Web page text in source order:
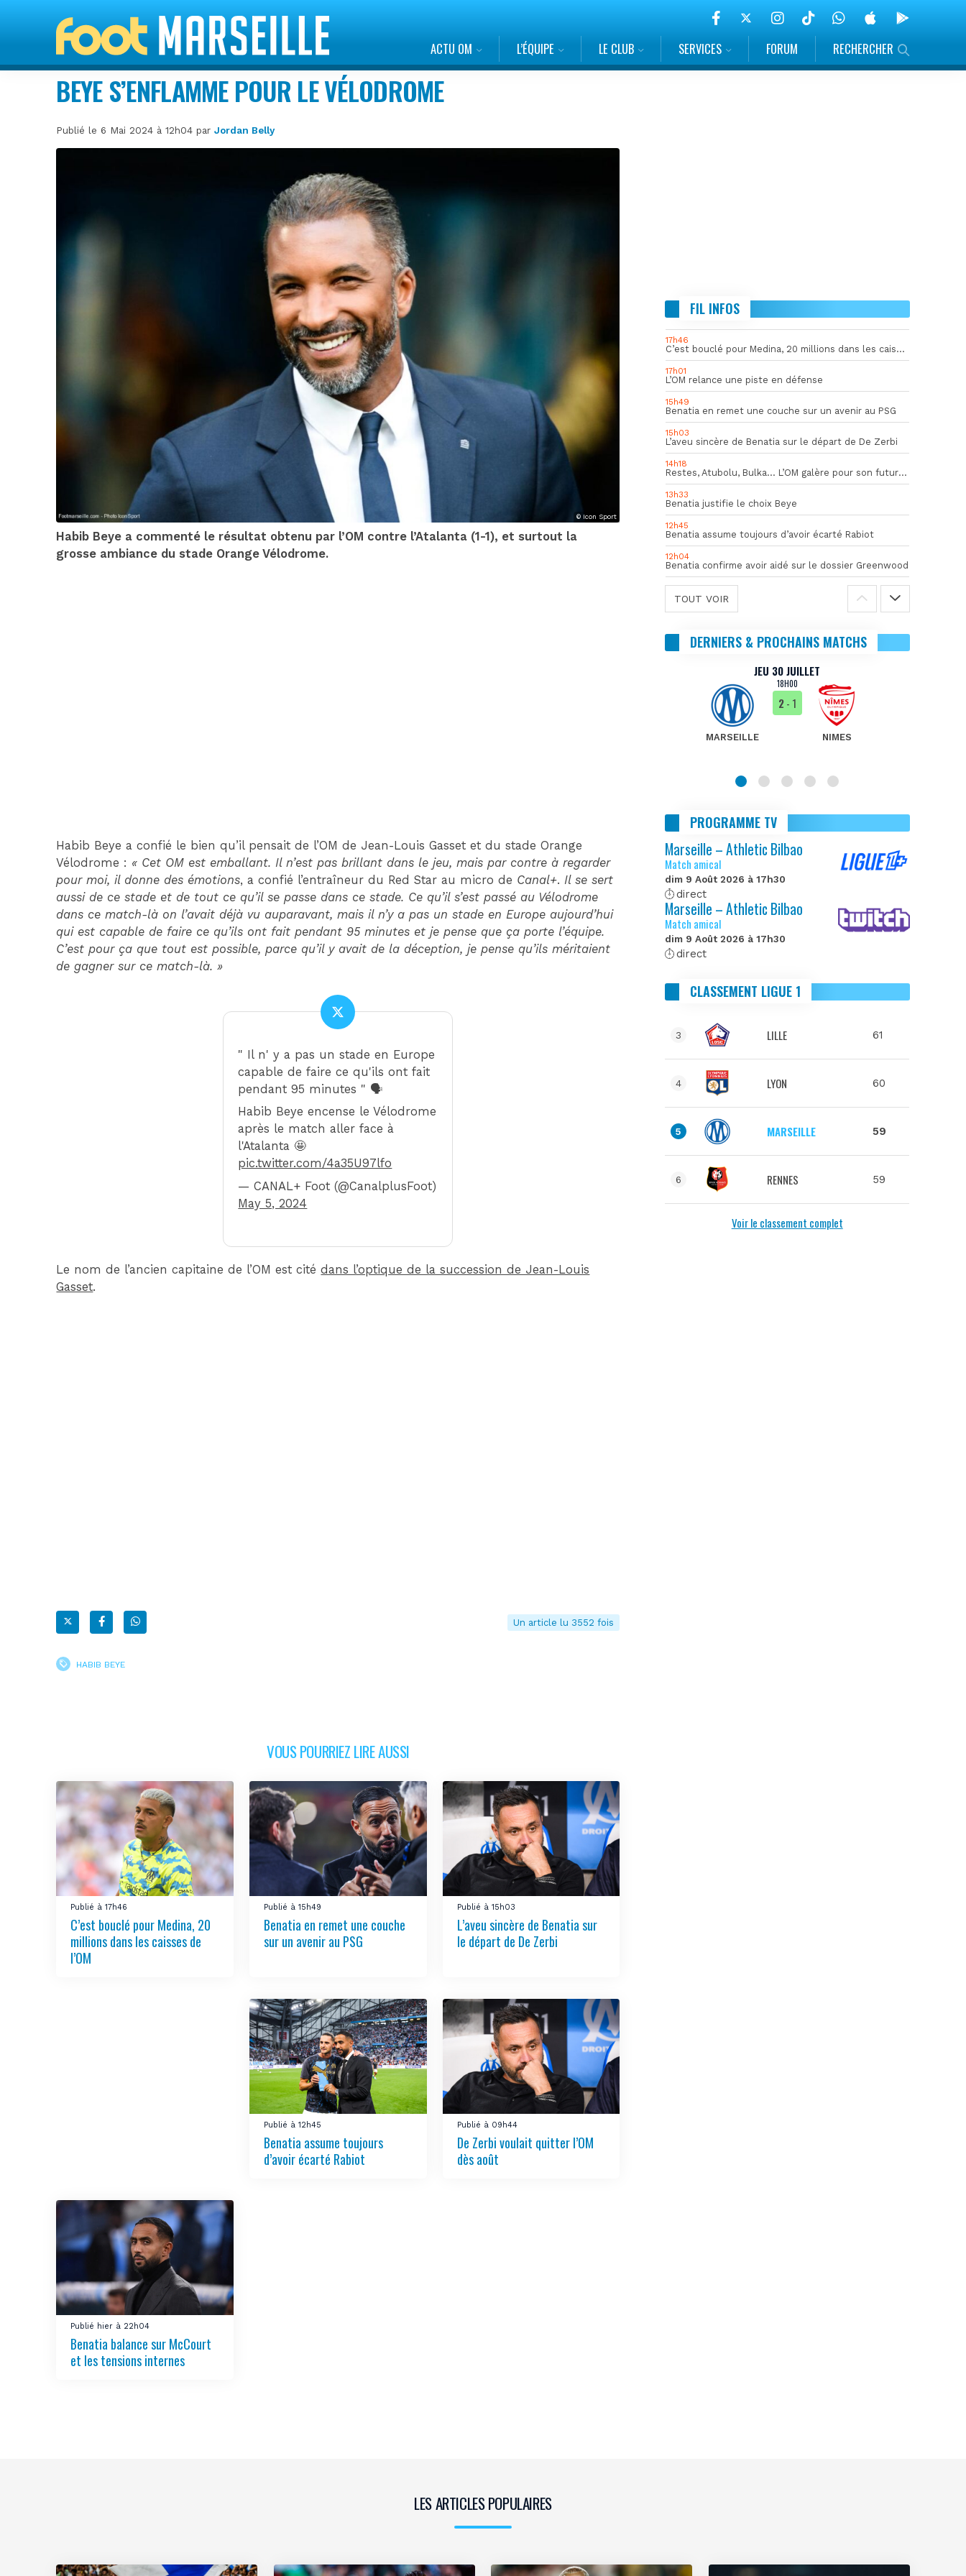
ACTU OM L’ÉQUIPE LE CLUB SERVICES FORUM RECHERCHER
BEYE S’ENFLAMME POUR LE VÉLODROME
Publié le 6 Mai 2024 à 12h04 parJordan Belly
© Icon Sport
Habib Beye a commenté le résultat obtenu par l’OM contre l’Atalanta (1-1), et surtout la
grosse ambiance du stade Orange Vélodrome.
Habib Beye a confié le bien qu’il pensait de l’OM de Jean-Louis Gasset et du stade Orange
Vélodrome : « Cet OM est emballant. Il n’est pas brillant dans le jeu, mais par contre à regarder
pour moi, il donne des émotions, a confié l’entraîneur du Red Star au micro de Canal+. Il se sert
aussi de ce stade et de tout ce qu’il se passe dans ce stade. Ce qu’il s’est passé au Vélodrome
dans ce match-là on l’avait déjà vu auparavant, mais il n’y a pas un stade en Europe aujourd’hui
qui est capable de faire ce qu’ils ont fait pendant 95 minutes et je pense que ça porte l’équipe.
C’est pour ça que tout est possible, parce qu’il y avait de la déception, je pense qu’ils méritaient
de gagner sur ce match-là. »
" Il n' y a pas un stade en Europe
capable de faire ce qu'ils ont fait
pendant 95 minutes " 🗣️
Habib Beye encense le Vélodrome
après le match aller face à
l'Atalanta 🤩
pic.twitter.com/4a35U97lfo
— CANAL+ Foot (@CanalplusFoot)
May 5, 2024
Le nom de l’ancien capitaine de l’OM est citédans l’optique de la succession de Jean-Louis
Gasset.
Un article lu 3552 fois
HABIB BEYE
VOUS POURRIEZ LIRE AUSSI
Publié à 17h46
C’est bouclé pour Medina, 20
millions dans les caisses de
l’OM
Publié à 15h49
Benatia en remet une couche
sur un avenir au PSG
Publié à 15h03
L’aveu sincère de Benatia sur
le départ de De Zerbi
Publié à 12h45
Benatia assume toujours
d’avoir écarté Rabiot
Publié à 09h44
De Zerbi voulait quitter l’OM
dès août
Publié hier à 22h04
Benatia balance sur McCourt
et les tensions internes
FIL INFOS
17h46
C’est bouclé pour Medina, 20 millions dans les caisses de l’OM
17h01
L’OM relance une piste en défense
15h49
Benatia en remet une couche sur un avenir au PSG
15h03
L’aveu sincère de Benatia sur le départ de De Zerbi
14h18
Restes, Atubolu, Bulka… L’OM galère pour son futur gardien numéro 1
13h33
Benatia justifie le choix Beye
12h45
Benatia assume toujours d’avoir écarté Rabiot
12h04
Benatia confirme avoir aidé sur le dossier Greenwood
TOUT VOIR
DERNIERS & PROCHAINS MATCHS
JEU 30 JUILLET
18H00
MARSEILLE
2- 1
NIMES
PROGRAMME TV
Marseille – Athletic Bilbao
Match amical
dim 9 Août 2026 à 17h30
direct
Marseille – Athletic Bilbao
Match amical
dim 9 Août 2026 à 17h30
direct
CLASSEMENT LIGUE 1
3 LILLE 61
4 LYON 60
5 MARSEILLE 59
6 RENNES 59
Voir le classement complet
LES ARTICLES POPULAIRES